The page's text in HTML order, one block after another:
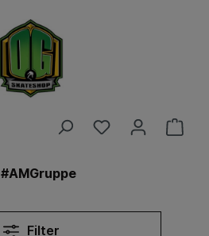
#AMGruppe
Filter